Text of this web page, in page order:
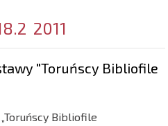
2011
"Toruńscy Bibliofile
Bibliofile